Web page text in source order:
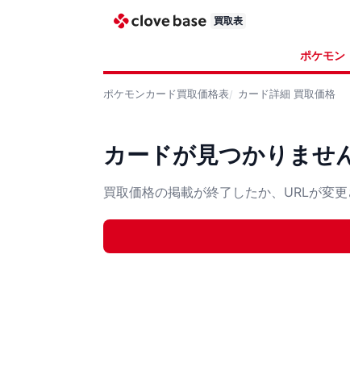
買取表
ポケモン
ポケモンカード買取価格表 カード詳細 買取価格
カードが見つかりませ
買取価格の掲載が終了したか、URLが変更